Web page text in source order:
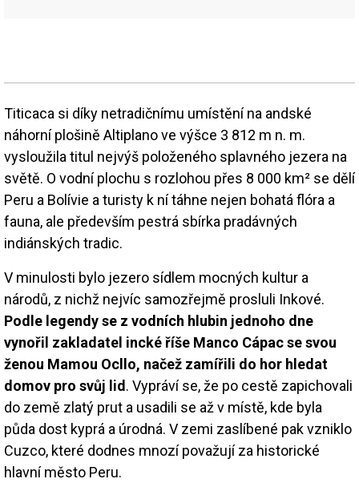
Titicaca si díky netradičnímu umístění na andské
náhorní plošině Altiplano ve výšce 3 812 m n. m.
vysloužila titul nejvýš položeného splavného jezera na
světě. O vodní plochu s rozlohou přes 8 000 km² se dělí
Peru a Bolívie a turisty k ní táhne nejen bohatá flóra a
fauna, ale především pestrá sbírka pradávných
indiánských tradic.
V minulosti bylo jezero sídlem mocných kultur a
národů, z nichž nejvíc samozřejmě prosluli Inkové.
Podle legendy se z vodních hlubin jednoho dne
vynořil zakladatel incké říše Manco Cápac se svou
ženou Mamou Ocllo, načež zamířili do hor hledat
domov pro svůj lid. Vypráví se, že po cestě zapichovali
do země zlatý prut a usadili se až v místě, kde byla
půda dost kyprá a úrodná. V zemi zaslíbené pak vzniklo
Cuzco, které dodnes mnozí považují za historické
hlavní město Peru.